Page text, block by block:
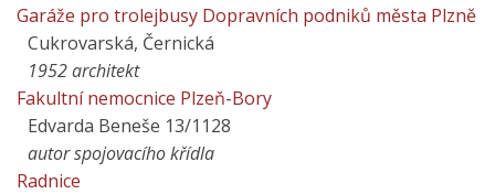
Garáže pro trolejbusy Dopravních podniků města Plzně
Cukrovarská, Černická
1952 architekt
Fakultní nemocnice Plzeň-Bory
Edvarda Beneše 13/1128
autor spojovacího křídla
Radnice